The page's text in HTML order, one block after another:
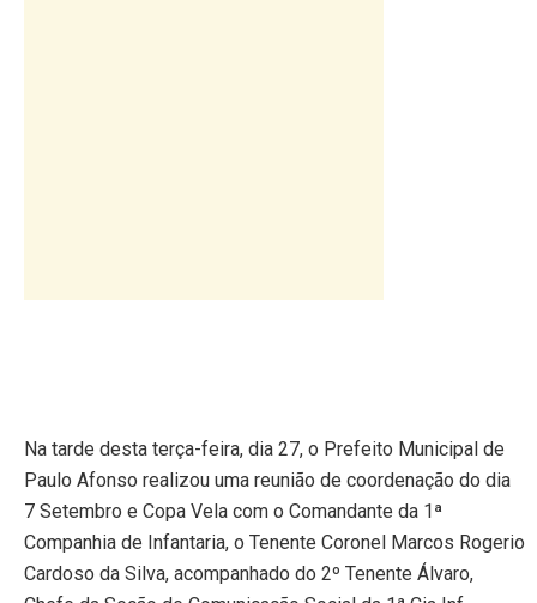
Na tarde desta terça-feira, dia 27, o Prefeito Municipal de
Paulo Afonso realizou uma reunião de coordenação do dia
7 Setembro e Copa Vela com o Comandante da 1ª
Companhia de Infantaria, o Tenente Coronel Marcos Rogerio
Cardoso da Silva, acompanhado do 2º Tenente Álvaro,